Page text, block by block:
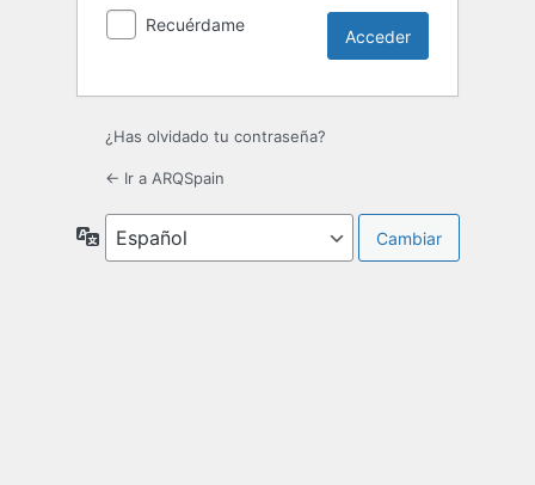
Recuérdame
¿Has olvidado tu contraseña?
← Ir a ARQSpain
Idioma